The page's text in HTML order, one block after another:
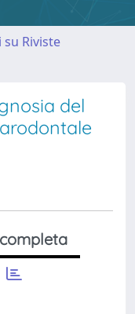
Riviste
del